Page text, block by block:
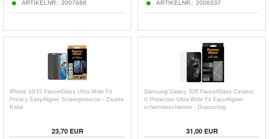
ARTIKELNR.: 2007688 ARTIKELNR.: 2006337
iPhone 16/15 PanzerGlass Ultra-Wide Fit
Privacy EasyAligner Screenprotector - Zwarte
Rand
23,70EUR
Samsung Galaxy S26 PanzerGlass Ceramic
II Protection Ultra-Wide Fit EasyAligner-
schermbeschermer - Doorzichtig
31,00EUR